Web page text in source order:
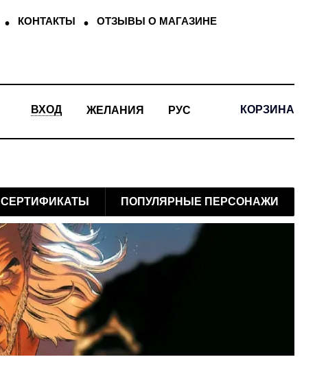
КОНТАКТЫ ОТЗЫВЫ О МАГАЗИНЕ
ВХОД ЖЕЛАНИЯ РУС КОРЗИНА
СЕРТИФИКАТЫ ПОПУЛЯРНЫЕ ПЕРСОНАЖИ